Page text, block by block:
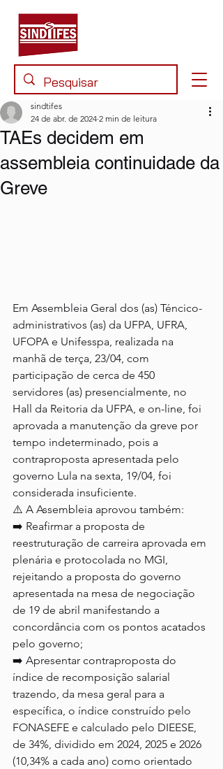
TAEs decidem em
assembleia continuidade da
Greve
sindtifes
24 de abr. de 2024 2 min de leitura
Em Assembleia Geral dos (as) Téncico-
administrativos (as) da UFPA, UFRA,
UFOPA e Unifesspa, realizada na
manhã de terça, 23/04, com
participação de cerca de 450
servidores (as) presencialmente, no
Hall da Reitoria da UFPA, e on-line, foi
aprovada a manutenção da greve por
tempo indeterminado, pois a
contraproposta apresentada pelo
governo Lula na sexta, 19/04, foi
considerada insuficiente.
⚠️ A Assembleia aprovou também:
➡️ Reafirmar a proposta de
reestruturação de carreira aprovada em
plenária e protocolada no MGI,
rejeitando a proposta do governo
apresentada na mesa de negociação
de 19 de abril manifestando a
concordância com os pontos acatados
pelo governo;
➡️ Apresentar contraproposta do
índice de recomposição salarial
trazendo, da mesa geral para a
específica, o índice construído pelo
FONASEFE e calculado pelo DIEESE,
de 34%, dividido em 2024, 2025 e 2026
(10,34% a cada ano) como orientado